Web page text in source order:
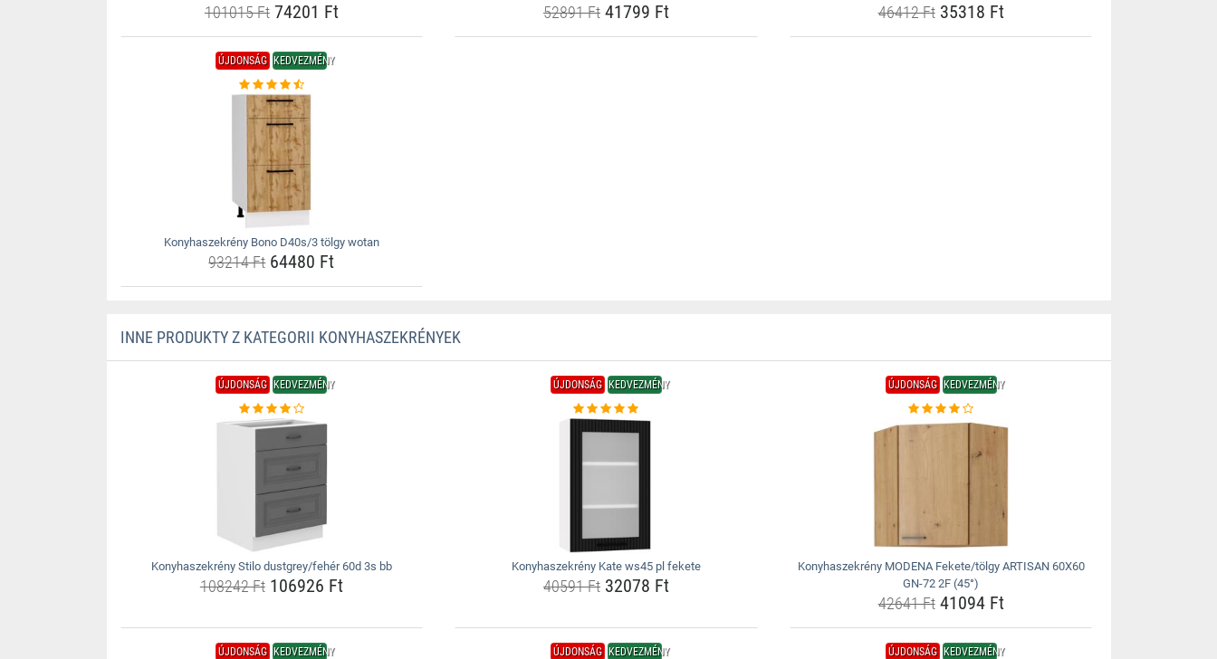
101015 Ft74201 Ft 52891 Ft41799 Ft 46412 Ft35318 Ft
ÚJDONSÁG KEDVEZMÉNY
Konyhaszekrény Bono D40s/3 tölgy wotan
93214 Ft64480 Ft
INNE PRODUKTY Z KATEGORII KONYHASZEKRÉNYEK
ÚJDONSÁG KEDVEZMÉNY
Konyhaszekrény Stilo dustgrey/fehér 60d 3s bb
108242 Ft106926 Ft
ÚJDONSÁG KEDVEZMÉNY
Konyhaszekrény Kate ws45 pl fekete
40591 Ft32078 Ft
ÚJDONSÁG KEDVEZMÉNY
Konyhaszekrény MODENA Fekete/tölgy ARTISAN 60X60
GN-72 2F (45°)
42641 Ft41094 Ft
ÚJDONSÁG KEDVEZMÉNY ÚJDONSÁG KEDVEZMÉNY ÚJDONSÁG KEDVEZMÉNY